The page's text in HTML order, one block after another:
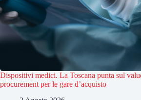
Dispositivi medici. La Toscana punta sul
procurement per le gare d’acquisto